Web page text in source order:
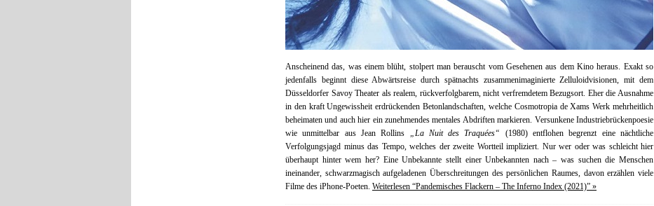
Anscheinend das, was einem blüht, stolpert man berauscht vom Gesehenen aus dem Kino heraus. Exakt so
jedenfalls beginnt diese Abwärtsreise durch spätnachts zusammenimaginierte Zelluloidvisionen, mit dem
Düsseldorfer Savoy Theater als realem, rückverfolgbarem, nicht verfremdetem Bezugsort. Eher die Ausnahme
in den kraft Ungewissheit erdrückenden Betonlandschaften, welche Cosmotropia de Xams Werk mehrheitlich
beheimaten und auch hier ein zunehmendes mentales Abdriften markieren. Versunkene Industriebrückenpoesie
wie unmittelbar aus Jean Rollins
„La Nuit des Traquées“
(1980) entflohen begrenzt eine nächtliche
Verfolgungsjagd minus das Tempo, welches der zweite Wortteil impliziert. Nur wer oder was schleicht hier
überhaupt hinter wem her? Eine Unbekannte stellt einer Unbekannten nach – was suchen die Menschen
ineinander, schwarzmagisch aufgeladenen Überschreitungen des persönlichen Raumes, davon erzählen viele
Filme des iPhone-Poeten. Weiterlesen “Pandemisches Flackern – The Inferno Index (2021)” »